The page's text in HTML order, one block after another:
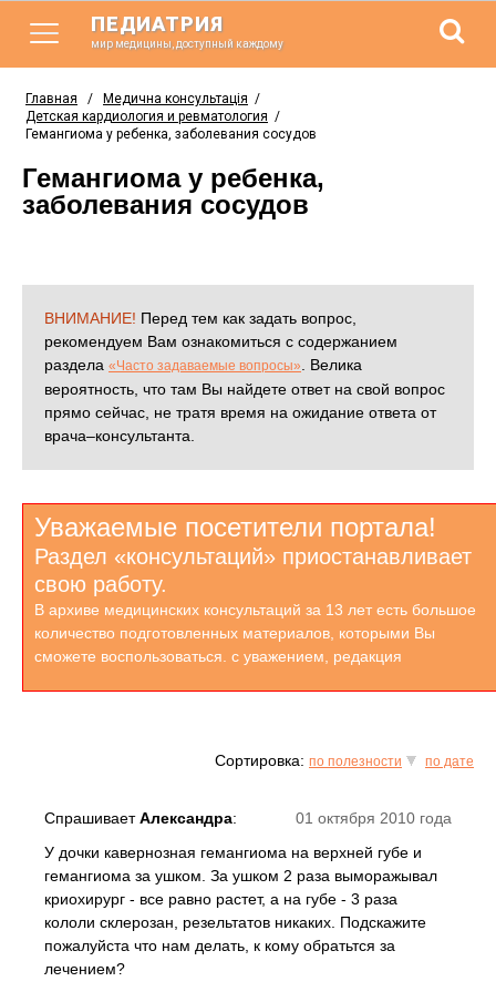
ПЕДИАТРИЯ
мир медицины, доступный каждому
Главная / Медична консультація /
Детская кардиология и ревматология /
Гемангиома у ребенка, заболевания сосудов
Гемангиома у ребенка,
заболевания сосудов
ВНИМАНИЕ! Перед тем как задать вопрос,
рекомендуем Вам ознакомиться с содержанием
раздела «Часто задаваемые вопросы»
. Велика
вероятность, что там Вы найдете ответ на свой вопрос
прямо сейчас, не тратя время на ожидание ответа от
врача–консультанта.
Уважаемые посетители портала!
Раздел «консультаций» приостанавливает
свою работу.
В архиве медицинских консультаций за 13 лет есть большое
количество подготовленных материалов, которыми Вы
сможете воспользоваться. с уважением, редакция
Сортировка: по полезности по дате
01 октября 2010 года
СпрашиваетАлександра:
У дочки кавернозная гемангиома на верхней губе и
гемангиома за ушком. За ушком 2 раза выморажывал
криохирург - все равно растет, а на губе - 3 раза
кололи склерозан, резельтатов никаких. Подскажите
пожалуйста что нам делать, к кому обратьтся за
лечением?